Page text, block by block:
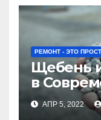
РЕМОНТ - ЭТО
Щебень
в
АПР 5, 2022